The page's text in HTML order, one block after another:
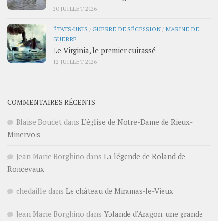
20 JUILLET 2026
ÉTATS-UNIS /GUERRE DE SÉCESSION / MARINE DE
GUERRE
Le Virginia, le premier cuirassé
12 JUILLET 2026
COMMENTAIRES RÉCENTS
Blaise Boudet dans L’église de Notre-Dame de Rieux-
Minervois
Jean Marie Borghino dans La légende de Roland de
Roncevaux
chedaille dans Le château de Miramas-le-Vieux
Jean Marie Borghino dans Yolande d’Aragon, une grande